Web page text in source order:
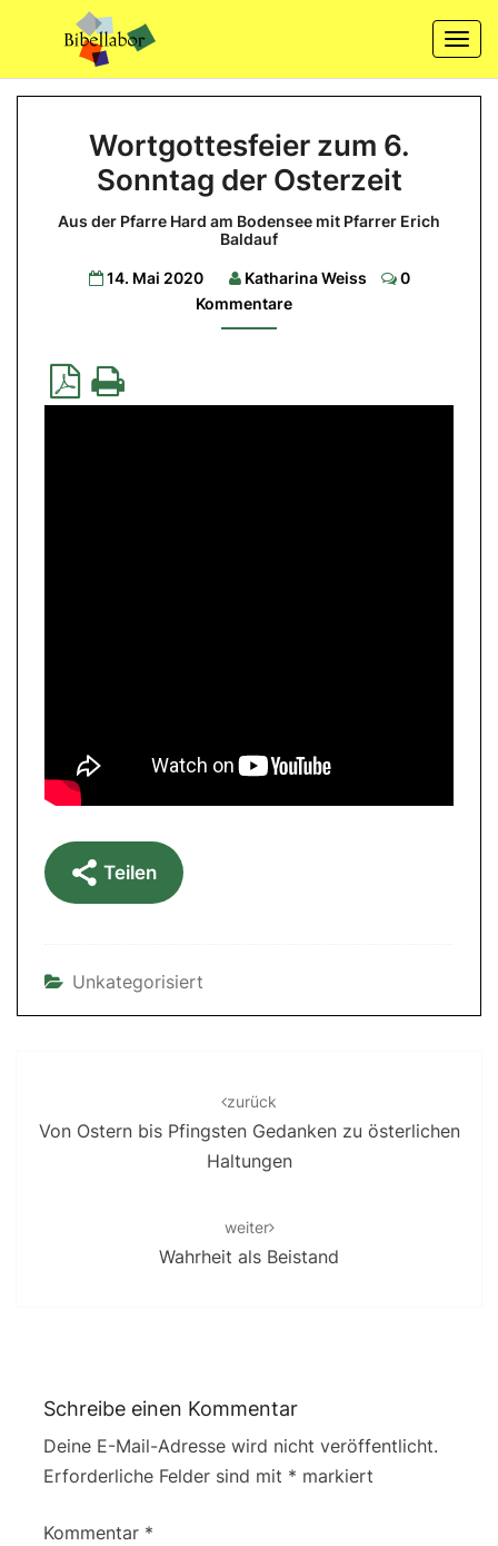
content
zum
6.
Sonntag
der
Osterzeit
Aus
Wortgottesfeier zum 6.
Sonntag der Osterzeit
Aus der Pfarre Hard am Bodensee mit Pfarrer Erich
Baldauf
14. Mai 2020 Katharina Weiss Comments
0
Kommentare
Teilen
Unkategorisiert
zurück
Von Ostern bis Pfingsten Gedanken zu österlichen
Haltungen
weiter
Wahrheit als Beistand
Schreibe einen Kommentar
Deine E-Mail-Adresse wird nicht veröffentlicht.
Erforderliche Felder sind mit * markiert
Kommentar *